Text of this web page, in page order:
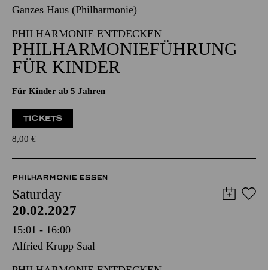
Ganzes Haus (Philharmonie)
PHILHARMONIE ENTDECKEN
PHILHARMONIEFÜHRUNG
FÜR KINDER
Für Kinder ab 5 Jahren
TICKETS
8,00 €
PHILHARMONIE ESSEN
Saturday
20.02.2027
15:01 - 16:00
Alfried Krupp Saal